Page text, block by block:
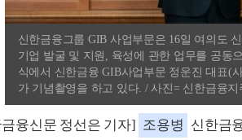
신한금융그룹 GIB 사업부문은 16일 여의도
기업 발굴 및 지원, 육성에 관한 업무를 공동
식에서 신한금융 GIB사업부문 정운진 대표(
가 기념촬영을 하고 있다. / 사진= 신한금융지
융신문 정선은 기자] 조용병 신한금